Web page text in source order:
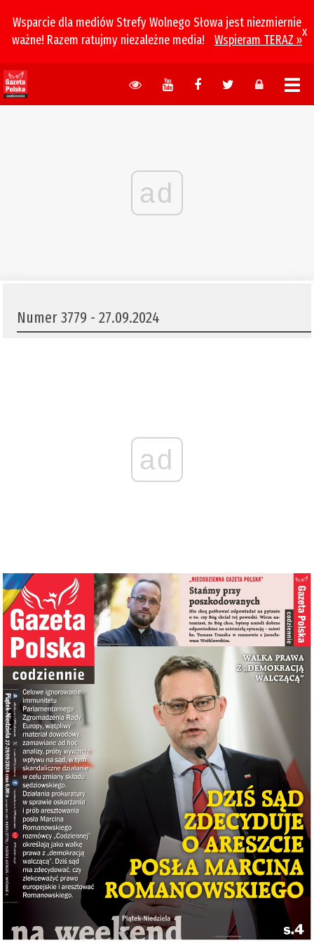
Wsparcie dla mediów Strefy Wolnego Słowa jest niezmiernie
ważne! Razem ratujmy niezależne media!
Wspieram TERAZ »
x
ad
Numer 3779 - 27.09.2024
ad